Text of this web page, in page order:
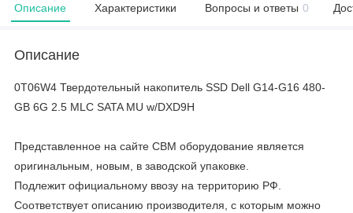
Описание Характеристики Вопросы и ответы 0
Описание
0T06W4 Твердотельный накопитель SSD Dell G14-G16 480-
GB 6G 2.5 MLC SATA MU w/DXD9H
Представленное на сайте CBM оборудование является
оригинальным, новым, в заводской упаковке.
Подлежит официальному ввозу на территорию РФ.
Соответствует описанию производителя, с которым можно